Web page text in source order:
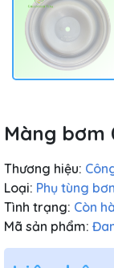
Màng bơm
Thương hiệu:
Loại: Phụ tùng
Tình trạng: Còn
Mã sản phẩm: